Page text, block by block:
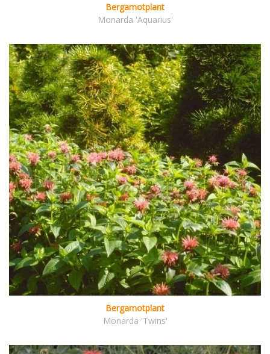
Bergamotplant
Monarda 'Aquarius'
Bergamotplant
Monarda 'Twins'